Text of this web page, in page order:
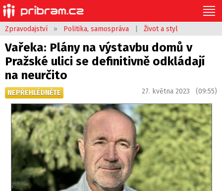
Zpravodajství » Politika, samospráva Život a styl
Vařeka: Plány na výstavbu domů v
Pražské ulici se definitivně odkládají
na neurčito
NEPŘEHLÉDNĚTE 27. května 2023 (09:55)